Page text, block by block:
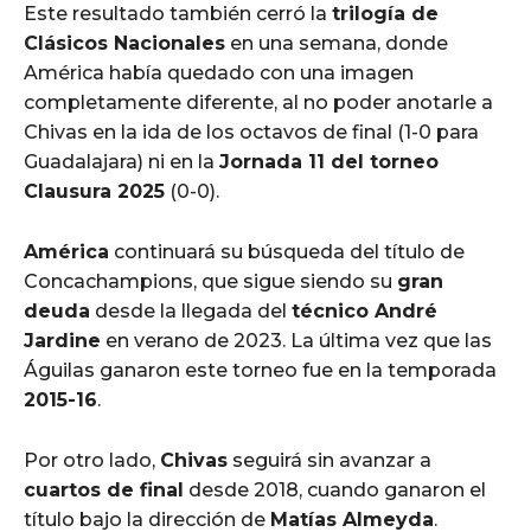
Este resultado también cerró la trilogía de
Clásicos Nacionales en una semana, donde
América había quedado con una imagen
completamente diferente, al no poder anotarle a
Chivas en la ida de los octavos de final (1-0 para
Guadalajara) ni en la Jornada 11 del torneo
Clausura 2025 (0-0).
América continuará su búsqueda del título de
Concachampions, que sigue siendo su gran
deuda desde la llegada del técnico André
Jardine en verano de 2023. La última vez que las
Águilas ganaron este torneo fue en la temporada
2015-16.
Por otro lado, Chivas seguirá sin avanzar a
cuartos de final desde 2018, cuando ganaron el
título bajo la dirección de Matías Almeyda.